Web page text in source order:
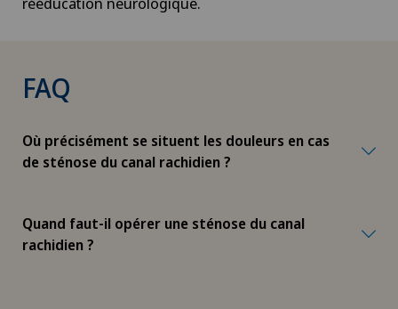
Dislocation acromio-claviculaire
Drainage lymphatique
Echographie
FAQ
Où précisément se situent les douleurs en cas
de sténose du canal rachidien ?
Quand faut-il opérer une sténose du canal
rachidien ?